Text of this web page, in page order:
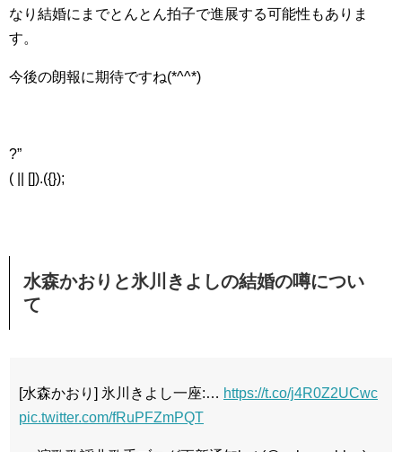
なり結婚にまでとんとん拍子で進展する可能性もありま
す。
今後の朗報に期待ですね(*^^*)
?”
( || []).({});
水森かおりと氷川きよしの結婚の噂につい
て
[水森かおり] 氷川きよし一座:… https://t.co/j4R0Z2UCwc
pic.twitter.com/fRuPFZmPQT